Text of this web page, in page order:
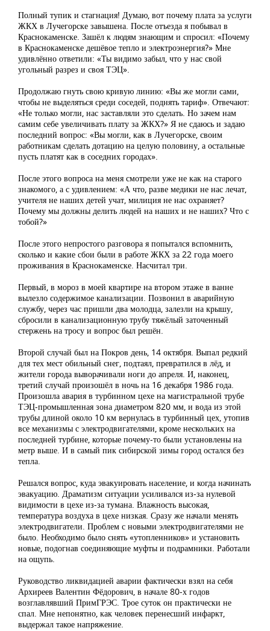
Полный тупик и стагнация! Думаю, вот почему плата за услуги
ЖКХ в Лучегорске завышена. После отъезда я побывал в
Краснокаменске. Зашёл к людям знающим и спросил: «Почему
в Краснокаменске дешёвое тепло и электроэнергия?» Мне
удивлённо ответили: «Ты видимо забыл, что у нас свой
угольный разрез и своя ТЭЦ».
Продолжаю гнуть свою кривую линию: «Вы же могли сами,
чтобы не выделяться среди соседей, поднять тариф». Отвечают:
«Не только могли, нас заставляли это сделать. Но зачем нам
самим себе увеличивать плату за ЖКХ?» Я не сдаюсь и задаю
последний вопрос: «Вы могли, как в Лучегорске, своим
работникам сделать дотацию на целую половину, а остальные
пусть платят как в соседних городах».
После этого вопроса на меня смотрели уже не как на старого
знакомого, а с удивлением: «А что, разве медики не нас лечат,
учителя не наших детей учат, милиция не нас охраняет?
Почему мы должны делить людей на наших и не наших? Что с
тобой?»
После этого непростого разговора я попытался вспомнить,
сколько и какие сбои были в работе ЖКХ за 22 года моего
проживания в Краснокаменске. Насчитал три.
Первый, в мороз в моей квартире на втором этаже в ванне
вылезло содержимое канализации. Позвонил в аварийную
службу, через час пришли два молодца, залезли на крышу,
сбросили в канализационную трубу тяжёлый заточенный
стержень на тросу и вопрос был решён.
Второй случай был на Покров день, 14 октября. Выпал редкий
для тех мест обильный снег, подтаял, превратился в лёд, и
жители города выворачивали ноги до апреля. И, наконец,
третий случай произошёл в ночь на 16 декабря 1986 года.
Произошла авария в турбинном цехе на магистральной трубе
ТЭЦ-промышленная зона диаметром 820 мм, и вода из этой
трубы длиной около 10 км вернулась в турбинный цех, утопив
все механизмы с электродвигателями, кроме нескольких на
последней турбине, которые почему-то были установлены на
метр выше. И в самый пик сибирской зимы город остался без
тепла.
Решался вопрос, куда эвакуировать население, и когда начинать
эвакуацию. Драматизм ситуации усиливался из-за нулевой
видимости в цехе из-за тумана. Влажность высокая,
температура воздуха в цехе низкая. Сразу же начали менять
электродвигатели. Проблем с новыми электродвигателями не
было. Необходимо было снять «утопленников» и установить
новые, подогнав соединяющие муфты и подрамники. Работали
на ощупь.
Руководство ликвидацией аварии фактически взял на себя
Архиреев Валентин Фёдорович, в начале 80-х годов
возглавлявший ПримГРЭС. Трое суток он практически не
спал. Мне непонятно, как человек перенесший инфаркт,
выдержал такое напряжение.